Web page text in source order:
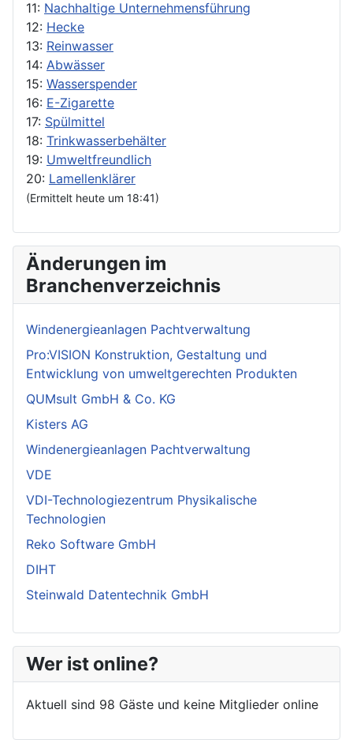
11: Nachhaltige Unternehmensführung
12: Hecke
13: Reinwasser
14: Abwässer
15: Wasserspender
16: E-Zigarette
17: Spülmittel
18: Trinkwasserbehälter
19: Umweltfreundlich
20: Lamellenklärer
(Ermittelt heute um 18:41)
Änderungen im
Branchenverzeichnis
Windenergieanlagen Pachtverwaltung
Pro:VISION Konstruktion, Gestaltung und
Entwicklung von umweltgerechten Produkten
QUMsult GmbH & Co. KG
Kisters AG
Windenergieanlagen Pachtverwaltung
VDE
VDI-Technologiezentrum Physikalische
Technologien
Reko Software GmbH
DIHT
Steinwald Datentechnik GmbH
Wer ist online?
Aktuell sind 98 Gäste und keine Mitglieder online